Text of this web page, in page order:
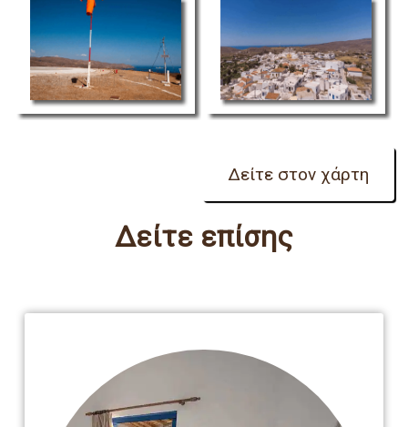
Δείτε επίσης